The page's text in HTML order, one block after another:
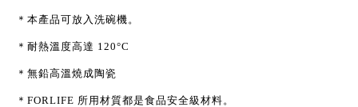
＊本產品可放入洗碗機。
＊耐熱溫度高達 120°C
＊無鉛高溫燒成陶瓷
＊FORLIFE 所用材質都是食品安全級材料。